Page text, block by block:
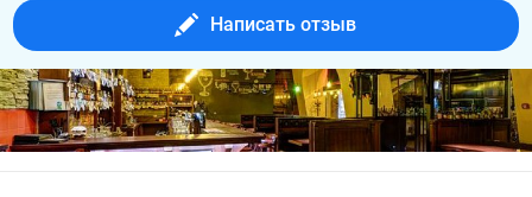
Написать отзыв